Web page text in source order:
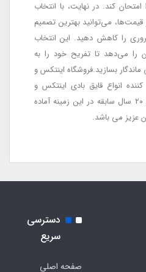
کند. در نهایت، با انتخاب
می‌توانید بهترین تصمیم
را کاهش دهید. این انتخاب
را می‌دهد تا تفریح خود را به
بسازید.فروشگاه اینتکس و
انواع قایق بادی اینتکس و
بست وی در ایران با بیش از ۲۰ سال سابقه در این زمینه آماده
عزیز می باشد.
دسترسی
سریع
صفحه اصلی